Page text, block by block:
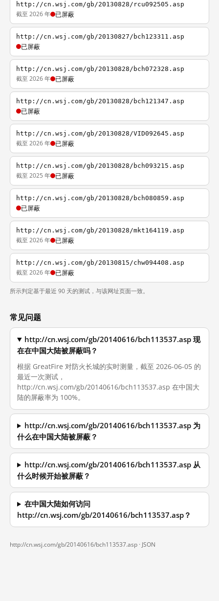
http://cn.wsj.com/gb/20130828/rcu092505.asp
截至 2026 年 已屏蔽
http://cn.wsj.com/gb/20130827/bch123311.asp
已屏蔽
http://cn.wsj.com/gb/20130828/bch072328.asp
截至 2026 年 已屏蔽
http://cn.wsj.com/gb/20130828/bch121347.asp
已屏蔽
http://cn.wsj.com/gb/20130828/VID092645.asp
截至 2026 年 已屏蔽
http://cn.wsj.com/gb/20130828/bch093215.asp
截至 2025 年 已屏蔽
http://cn.wsj.com/gb/20130828/bch080859.asp
已屏蔽
http://cn.wsj.com/gb/20130828/mkt164119.asp
截至 2026 年 已屏蔽
http://cn.wsj.com/gb/20130815/chw094408.asp
截至 2026 年 已屏蔽
所示判定基于最近 90 天的测试，与该网址页面一致。
常见问题
http://cn.wsj.com/gb/20140616/bch113537.asp 现
在在中国大陆被屏蔽吗？
根据 GreatFire 对防火长城的实时测量，截至 2026-06-05 的
最近一次测试，
http://cn.wsj.com/gb/20140616/bch113537.asp 在中国大
陆的屏蔽率为 100%。
http://cn.wsj.com/gb/20140616/bch113537.asp 为
什么在中国大陆被屏蔽？
http://cn.wsj.com/gb/20140616/bch113537.asp 从
什么时候开始被屏蔽？
在中国大陆如何访问
http://cn.wsj.com/gb/20140616/bch113537.asp？
http://cn.wsj.com/gb/20140616/bch113537.asp · JSON